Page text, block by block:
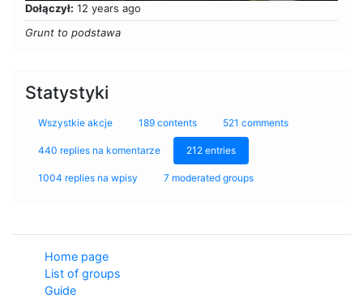
Dołączył: 12 years ago
Grunt to podstawa
Statystyki
Wszystkie akcje 189 contents 521 comments
440 replies na komentarze 212 entries
1004 replies na wpisy 7 moderated groups
Home page
List of groups
Guide